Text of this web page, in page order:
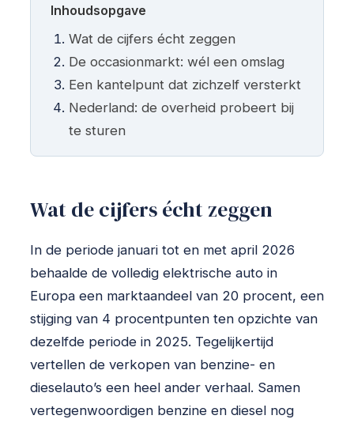
Inhoudsopgave
Wat de cijfers écht zeggen
De occasionmarkt: wél een omslag
Een kantelpunt dat zichzelf versterkt
Nederland: de overheid probeert bij
te sturen
Wat de cijfers écht zeggen
In de periode januari tot en met april 2026
behaalde de volledig elektrische auto in
Europa een marktaandeel van 20 procent, een
stijging van 4 procentpunten ten opzichte van
dezelfde periode in 2025. Tegelijkertijd
vertellen de verkopen van benzine- en
dieselauto’s een heel ander verhaal. Samen
vertegenwoordigen benzine en diesel nog